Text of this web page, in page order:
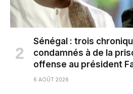
Sénégal : trois
condamnés à de la
offense au président
6 AOÛT 2026